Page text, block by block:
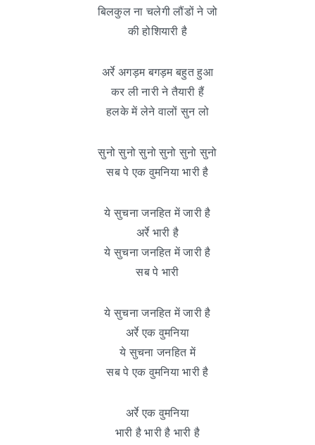
बिलकुल ना चलेगी लौंडों ने जो
की होशियारी है
अर्रे अगड़म बगड़म बहुत हुआ
कर ली नारी ने तैयारी हैं
हलके में लेने वालों सुन लो
सुनो सुनो सुनो सुनो सुनो सुनो
सब पे एक वुमनिया भारी है
ये सुचना जनहित में जारी है
अर्रे भारी है
ये सुचना जनहित में जारी है
सब पे भारी
ये सुचना जनहित में जारी है
अर्रे एक वुमनिया
ये सुचना जनहित में
सब पे एक वुमनिया भारी है
अर्रे एक वुमनिया
भारी है भारी है भारी है